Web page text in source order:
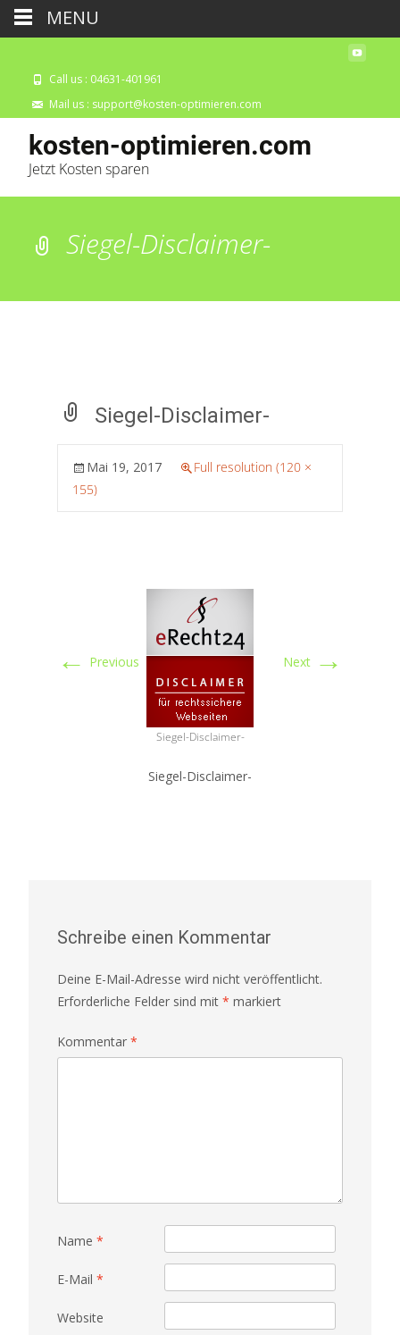
Call us : 04631-401961
Mail us : support@kosten-optimieren.com
kosten-optimieren.com
Jetzt Kosten sparen
Siegel-Disclaimer-
Siegel-Disclaimer-
Mai 19, 2017
Full resolution (120 ×
155)
← Previous Next →
Siegel-Disclaimer-
Siegel-Disclaimer-
Schreibe einen Kommentar
Deine E-Mail-Adresse wird nicht veröffentlicht.
Erforderliche Felder sind mit * markiert
Kommentar *
Name *
E-Mail *
Website
MENU